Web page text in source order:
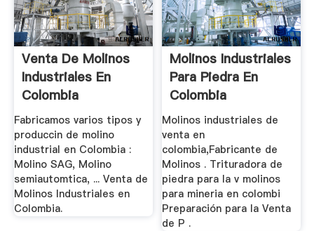
Venta De Molinos
Industriales En
Colombia
Fabricamos varios tipos y
produccin de molino
industrial en Colombia :
Molino SAG, Molino
semiautomtica, ... Venta de
Molinos Industriales en
Colombia.
Molinos Industriales
Para Piedra En
Colombia
Molinos industriales de
venta en
colombia,Fabricante de
Molinos . Trituradora de
piedra para la v molinos
para mineria en colombi
Preparación para la Venta
de P .